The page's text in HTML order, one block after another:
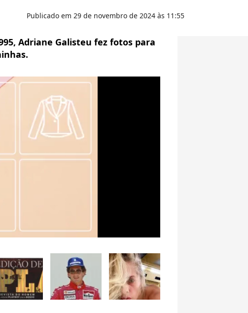
Publicado em 29 de novembro de 2024 às 11:55
Adriane Galisteu fez fotos para